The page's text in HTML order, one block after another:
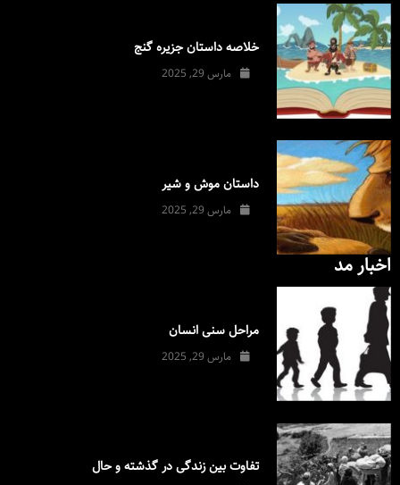
خلاصه داستان جزیره گنج
مارس 29, 2025
داستان موش و شیر
مارس 29, 2025
اخبار مد
مراحل سنی انسان
مارس 29, 2025
تفاوت بین زندگی در گذشته و حال